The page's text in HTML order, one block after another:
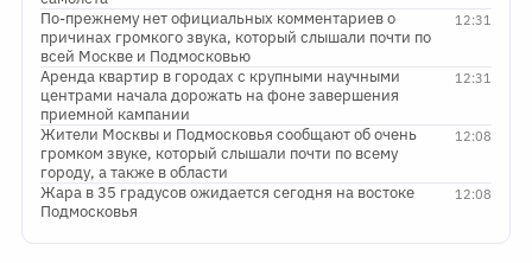
12:31
По-прежнему нет официальных комментариев о
причинах громкого звука, который слышали почти по
всей Москве и Подмосковью
12:31
Аренда квартир в городах с крупными научными
центрами начала дорожать на фоне завершения
приемной кампании
12:08
Жители Москвы и Подмосковья сообщают об очень
громком звуке, который слышали почти по всему
городу, а также в области
12:08
Жара в 35 градусов ожидается сегодня на востоке
Подмосковья